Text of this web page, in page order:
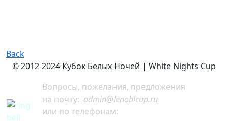
Back
© 2012-2024 Кубок Белых Ночей | White Nights Cup
Вопросы, пожелания, предложения
на почту: admin@lenoblcup.ru
или по телефонам: